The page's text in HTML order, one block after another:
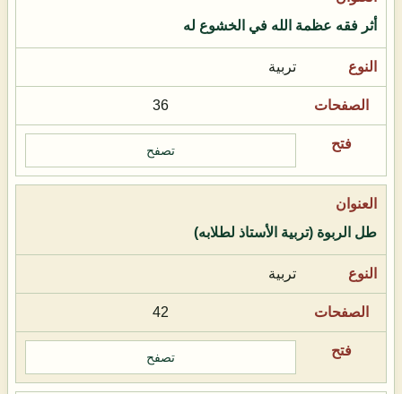
أثر فقه عظمة الله في الخشوع له
تربية
36
تصفح
طل الربوة (تربية الأستاذ لطلابه)
تربية
42
تصفح